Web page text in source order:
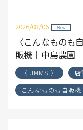
2026/08/06 New
〈こんなものも
販機｜中島農園
〈 JMMS 〉 店
こんなものも自販機